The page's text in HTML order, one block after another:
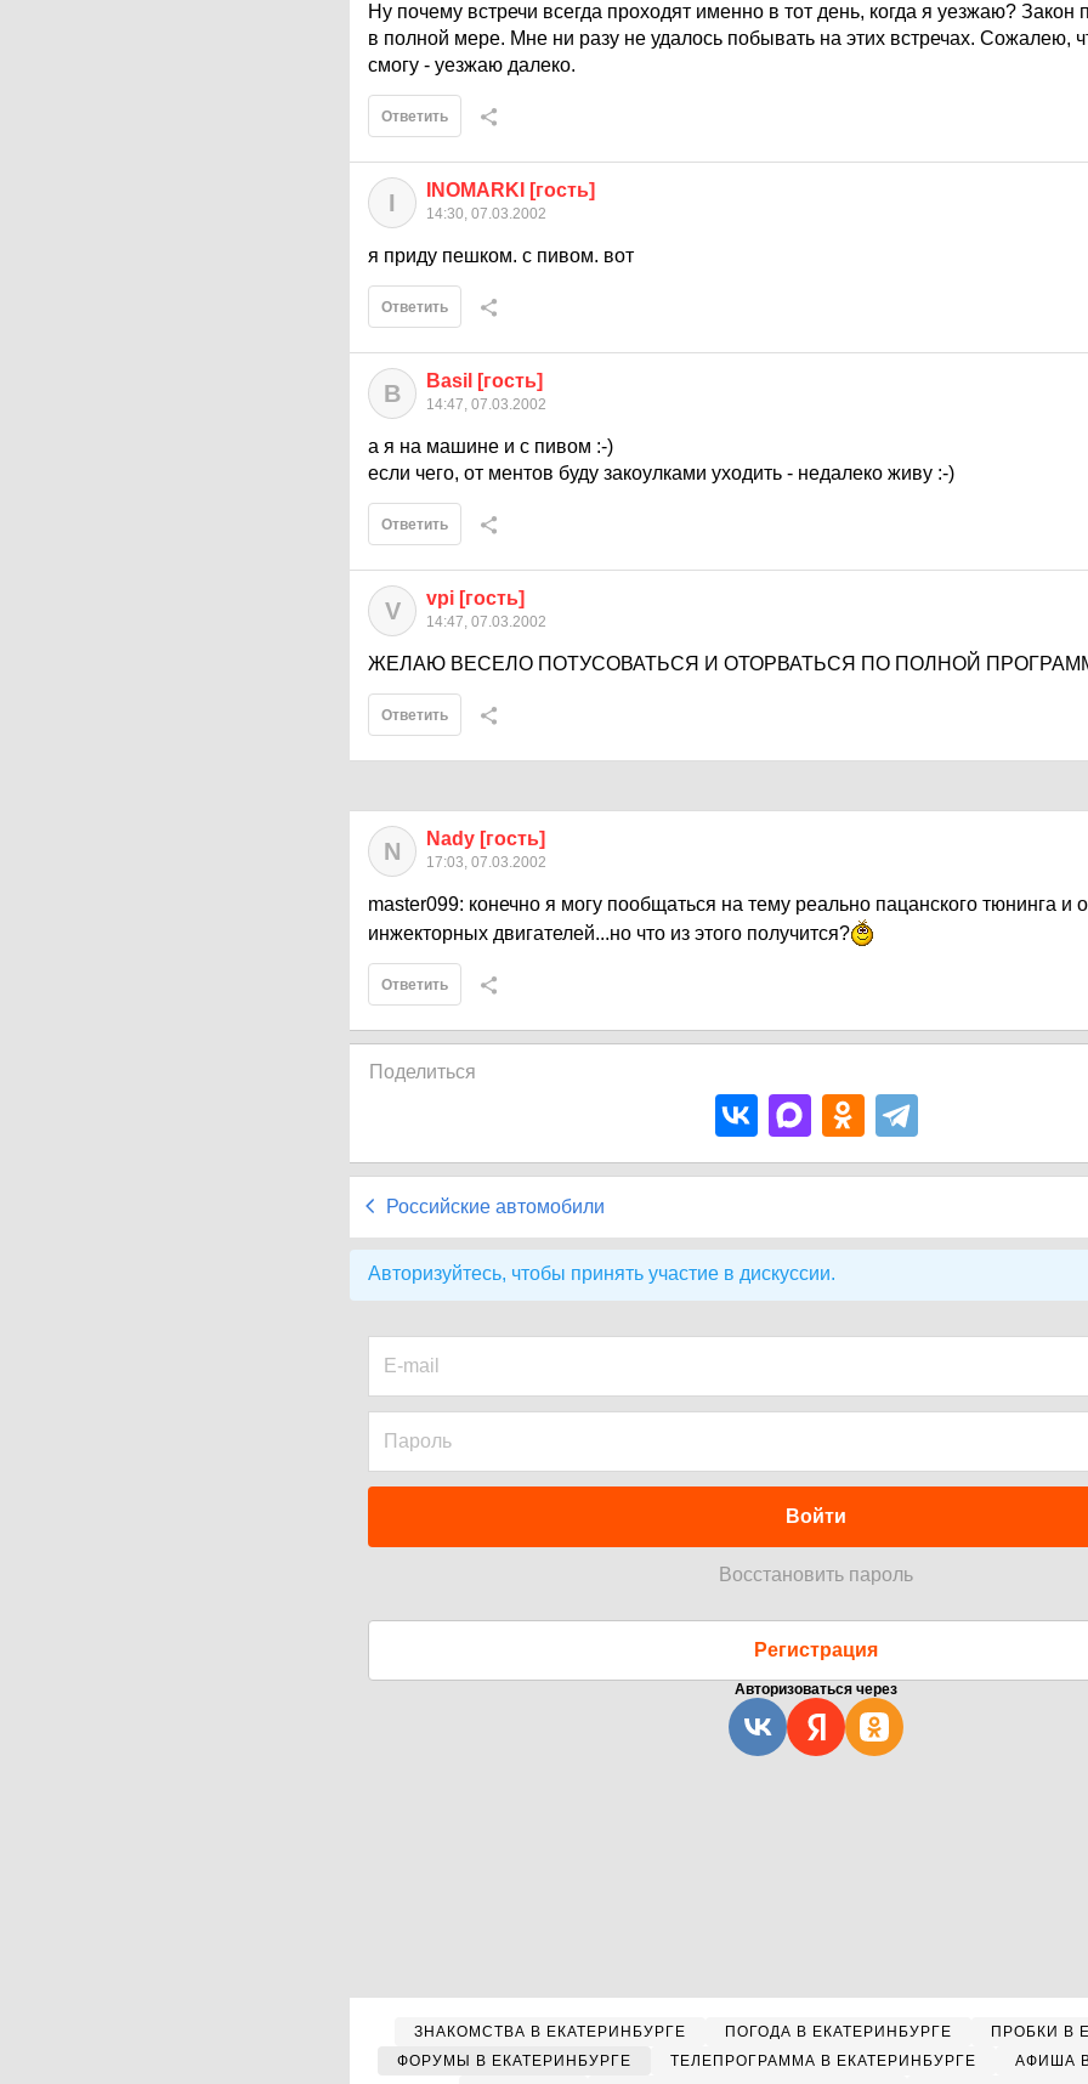
Ну почему встречи всегда проходят именно в тот день, когда я уезжаю? Закон
в полной мере. Мне ни разу не удалось побывать на этих встречах. Сожалею,
смогу - уезжаю далеко.
Ответить
I INOMARKI [гость]
14:30, 07.03.2002
я приду пешком. с пивом. вот
Ответить
B Basil [гость]
14:47, 07.03.2002
а я на машине и с пивом :-)
если чего, от ментов буду закоулками уходить - недалеко живу :-)
Ответить
V vpi [гость]
14:47, 07.03.2002
ЖЕЛАЮ ВЕСЕЛО ПОТУСОВАТЬСЯ И ОТОРВАТЬСЯ ПО ПОЛНОЙ
Ответить
N Nady [гость]
17:03, 07.03.2002
master099: конечно я могу пообщаться на тему реально пацанского тюнинга и
инжекторных двигателей...но что из этого получится?
Ответить
Поделиться
Российские автомобили
Авторизуйтесь, чтобы принять участие в дискуссии.
Войти
Восстановить пароль
Регистрация
Авторизоваться через
ЗНАКОМСТВА В ЕКАТЕРИНБУРГЕ ПОГОДА В ЕКАТЕРИНБУРГЕ
ПРОБКИ В
ФОРУМЫ В ЕКАТЕРИНБУРГЕ
ТЕЛЕПРОГРАММА В ЕКАТЕРИНБУРГЕ
АФИША